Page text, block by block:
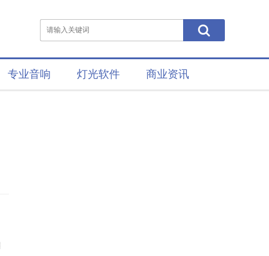
专业音响 灯光软件 商业资讯